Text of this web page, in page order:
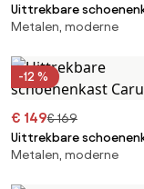
Uittrekbare
Caruso
Metalen, moderne
-12 %
€ 149€ 169
Uittrekbare
Caruso
Metalen, moderne